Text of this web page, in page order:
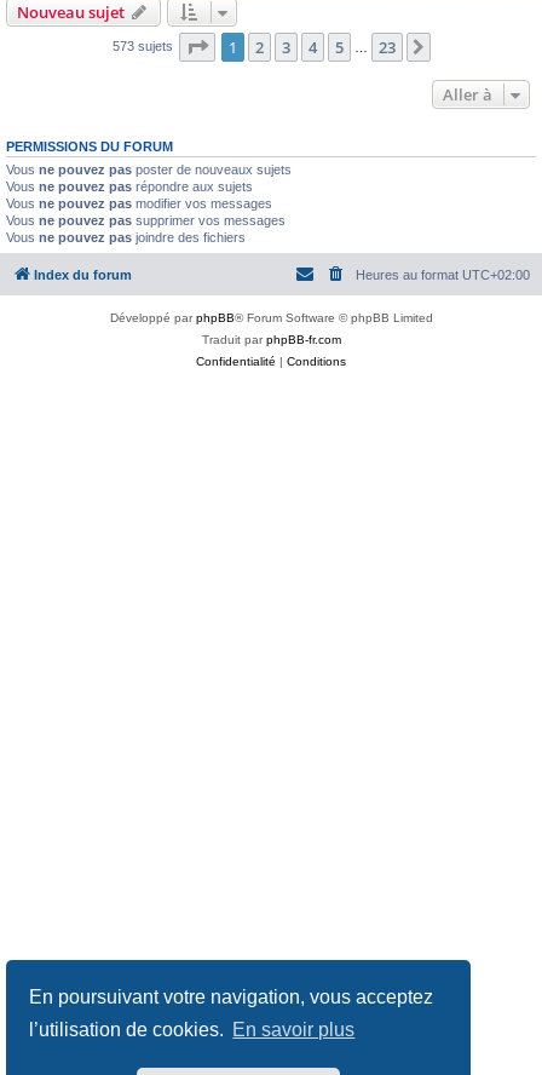
En poursuivant votre navigation, vous acceptez
l’utilisation de cookies. En savoir plus
Nouveau sujet
573 sujets Page 1sur23
1 2 3 4 5 23
Aller à
PERMISSIONS DU FORUM
Vous ne pouvez pas poster de nouveaux sujets
Vous ne pouvez pas répondre aux sujets
Vous ne pouvez pas modifier vos messages
Vous ne pouvez pas supprimer vos messages
Vous ne pouvez pas joindre des fichiers
Index du forum Heures au format UTC+02:00
Développé parphpBB® Forum Software © phpBB Limited
Traduit parphpBB-fr.com
Confidentialité | Conditions